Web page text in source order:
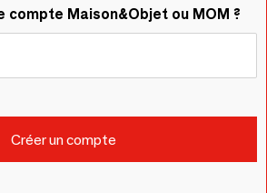
compte Maison&Objet ou MOM ?